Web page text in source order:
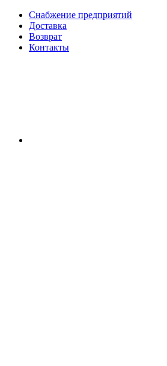
Снабжение предприятий
Доставка
Возврат
Контакты